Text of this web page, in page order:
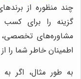
چند منظوره از
گزینه را برای کسب
مشاوره‌های تخصصی،
اطمینان خاطر شما را
به طور مثال، اگر